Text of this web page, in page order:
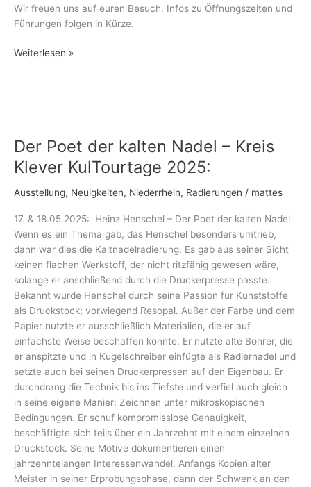
Wir freuen uns auf euren Besuch. Infos zu Öffnungszeiten und
Führungen folgen in Kürze.
Weiterlesen »
Der Poet der kalten Nadel – Kreis
Klever KulTourtage 2025:
Ausstellung, Neuigkeiten, Niederrhein, Radierungen / mattes
17. & 18.05.2025: Heinz Henschel – Der Poet der kalten Nadel
Wenn es ein Thema gab, das Henschel besonders umtrieb,
dann war dies die Kaltnadelradierung. Es gab aus seiner Sicht
keinen flachen Werkstoff, der nicht ritzfähig gewesen wäre,
solange er anschließend durch die Druckerpresse passte.
Bekannt wurde Henschel durch seine Passion für Kunststoffe
als Druckstock; vorwiegend Resopal. Außer der Farbe und dem
Papier nutzte er ausschließlich Materialien, die er auf
einfachste Weise beschaffen konnte. Er nutzte alte Bohrer, die
er anspitzte und in Kugelschreiber einfügte als Radiernadel und
setzte auch bei seinen Druckerpressen auf den Eigenbau. Er
durchdrang die Technik bis ins Tiefste und verfiel auch gleich
in seine eigene Manier: Zeichnen unter mikroskopischen
Bedingungen. Er schuf kompromisslose Genauigkeit,
beschäftigte sich teils über ein Jahrzehnt mit einem einzelnen
Druckstock. Seine Motive dokumentieren einen
jahrzehntelangen Interessenwandel. Anfangs Kopien alter
Meister in seiner Erprobungsphase, dann der Schwenk an den
der
kalten
Nadel
–
Klever
KulTourtage
2025: